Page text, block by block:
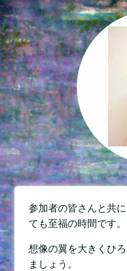
参加者の皆さんと共
ても至福の時間です。
想像の翼を大きくひ
ましょう。